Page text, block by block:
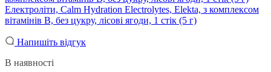
Електроліти, Calm Hydration Electrolytes, Elekta, з комплексом
вітамінів B, без цукру, лісові ягоди, 1 стік (5 г)
Напишіть відгук
В наявності